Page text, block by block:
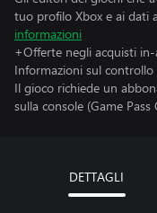
tuo profilo Xbox e ai dati
informazioni
+Offerte negli acquisti in-
Informazioni sul controllo
Il gioco richiede un
sulla console (Game
DETTAGLI